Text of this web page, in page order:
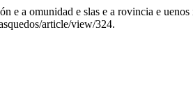
e a omunidad e slas e a rovincia e uenos
article/view/324.